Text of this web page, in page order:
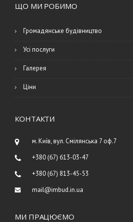
ЩО МИ РОБИМО
Громадянське будівництво
Усі послуги
Галерея
Ціни
КОНТАКТИ
м. Київ, вул. Смілянська 7 оф.7
+380 (67) 613-03-47
+380 (67) 813-45-53
mail@imbud.in.ua
МИ ПРАЦЮЄМО